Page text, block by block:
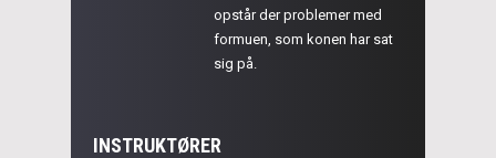
opstår der problemer med
formuen, som konen har sat
sig på.
INSTRUKTØRER